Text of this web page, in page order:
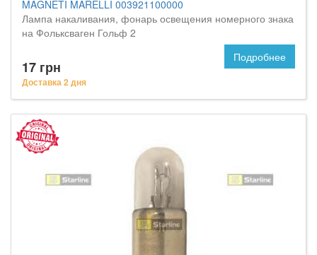
MAGNETI MARELLI 003921100000
Лампа накаливания, фонарь освещения номерного знака
на Фольксваген Гольф 2
17 грн
Доставка 2 дня
Подробнее